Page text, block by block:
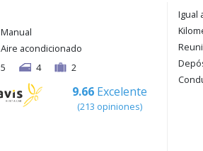
Manual
Aire acondicionado
5
4 2
9.66 Excelente
(213 opiniones)
Igual